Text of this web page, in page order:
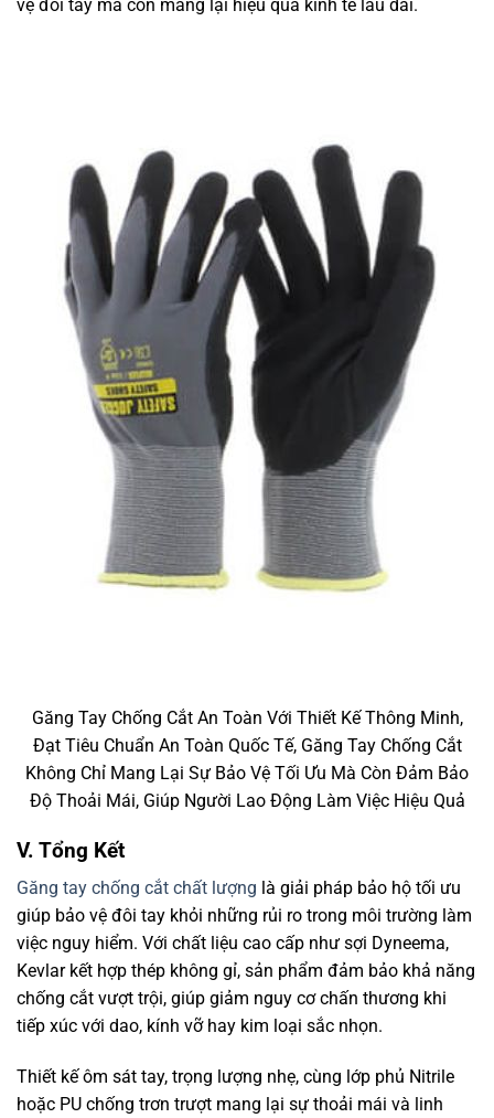
vệ đôi tay mà còn mang lại hiệu quả kinh tế lâu dài.
Găng Tay Chống Cắt An Toàn Với Thiết Kế Thông Minh,
Đạt Tiêu Chuẩn An Toàn Quốc Tế, Găng Tay Chống Cắt
Không Chỉ Mang Lại Sự Bảo Vệ Tối Ưu Mà Còn Đảm Bảo
Độ Thoải Mái, Giúp Người Lao Động Làm Việc Hiệu Quả
V. Tổng Kết
Găng tay chống cắt chất lượng là giải pháp bảo hộ tối ưu
giúp bảo vệ đôi tay khỏi những rủi ro trong môi trường làm
việc nguy hiểm. Với chất liệu cao cấp như sợi Dyneema,
Kevlar kết hợp thép không gỉ, sản phẩm đảm bảo khả năng
chống cắt vượt trội, giúp giảm nguy cơ chấn thương khi
tiếp xúc với dao, kính vỡ hay kim loại sắc nhọn.
Thiết kế ôm sát tay, trọng lượng nhẹ, cùng lớp phủ Nitrile
hoặc PU chống trơn trượt mang lại sự thoải mái và linh